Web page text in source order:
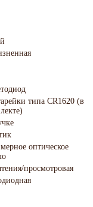
типа CR1620 (в
оптическое
просмотровая